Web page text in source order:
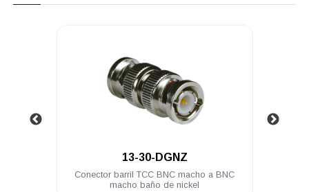
13-30-DGNZ
Conector barril TCC BNC macho a BNC
macho baño de nickel